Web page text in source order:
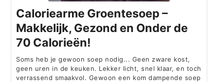
Caloriearme Groentesoep –
Makkelijk, Gezond en Onder de
70 Calorieën!
Soms heb je gewoon soep nodig... Geen zware kost,
geen uren in de keuken. Lekker licht, snel klaar, en toch
verrassend smaakvol. Gewoon een kom dampende soep